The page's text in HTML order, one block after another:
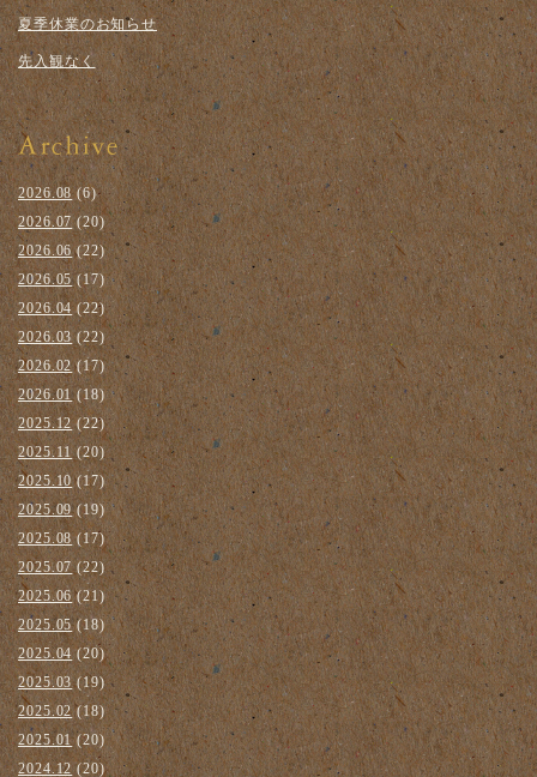
夏季休業のお知らせ
先入観なく
2026.08(6)
2026.07(20)
2026.06 (22)
2026.05(17)
2026.04(22)
2026.03(22)
2026.02 (17)
2026.01(18)
2025.12 (22)
2025.11 (20)
2025.10(17)
2025.09(19)
2025.08 (17)
2025.07(22)
2025.06(21)
2025.05(18)
2025.04 (20)
2025.03(19)
2025.02(18)
2025.01(20)
2024.12 (20)